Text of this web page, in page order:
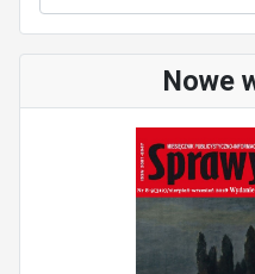
Nowe